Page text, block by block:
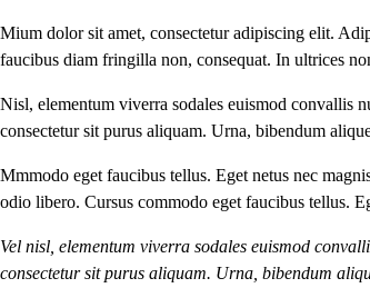
Mium dolor sit amet, consectetur adipiscing elit.
faucibus diam fringilla non, consequat. In ultrices
Nisl, elementum viverra sodales euismod convallis
consectetur sit purus aliquam. Urna, bibendum
Mmmodo eget faucibus tellus. Eget netus nec
odio libero. Cursus commodo eget faucibus tellus.
Vel nisl, elementum viverra sodales euismod
consectetur sit purus aliquam. Urna, bibendum